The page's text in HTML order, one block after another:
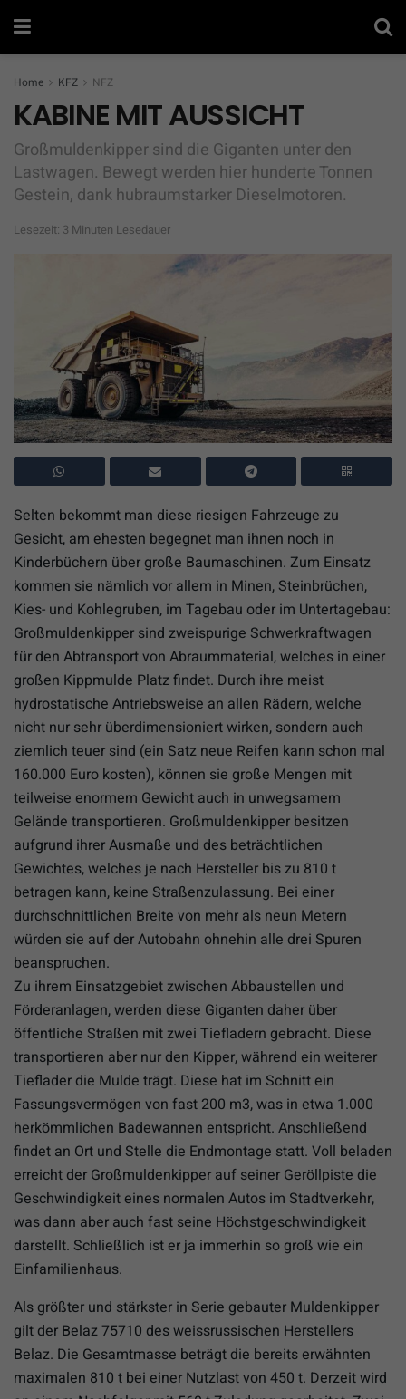
Home KFZ NFZ
KABINE MIT AUSSICHT
Großmuldenkipper sind die Giganten unter den
Lastwagen. Bewegt werden hier hunderte Tonnen
Gestein, dank hubraumstarker Dieselmotoren.
Lesezeit: 3 Minuten Lesedauer
Selten bekommt man diese riesigen Fahrzeuge zu
Gesicht, am ehesten begegnet man ihnen noch in
Kinderbüchern über große Baumaschinen. Zum Einsatz
kommen sie nämlich vor allem in Minen, Steinbrüchen,
Kies- und Kohlegruben, im Tagebau oder im Untertagebau:
Großmuldenkipper sind zweispurige Schwerkraftwagen
für den Abtransport von Abraummaterial, welches in einer
großen Kippmulde Platz findet. Durch ihre meist
hydrostatische Antriebsweise an allen Rädern, welche
nicht nur sehr überdimensioniert wirken, sondern auch
ziemlich teuer sind (ein Satz neue Reifen kann schon mal
160.000 Euro kosten), können sie große Mengen mit
teilweise enormem Gewicht auch in unwegsamem
Gelände transportieren. Großmuldenkipper besitzen
aufgrund ihrer Ausmaße und des beträchtlichen
Gewichtes, welches je nach Hersteller bis zu 810 t
betragen kann, keine Straßenzulassung. Bei einer
durchschnittlichen Breite von mehr als neun Metern
würden sie auf der Autobahn ohnehin alle drei Spuren
beanspruchen.
Zu ihrem Einsatzgebiet zwischen Abbaustellen und
Förderanlagen, werden diese Giganten daher über
öffentliche Straßen mit zwei Tiefladern gebracht. Diese
transportieren aber nur den Kipper, während ein weiterer
Tieflader die Mulde trägt. Diese hat im Schnitt ein
Fassungsvermögen von fast 200 m3, was in etwa 1.000
herkömmlichen Badewannen entspricht. Anschließend
findet an Ort und Stelle die Endmontage statt. Voll beladen
erreicht der Großmuldenkipper auf seiner Geröllpiste die
Geschwindigkeit eines normalen Autos im Stadtverkehr,
was dann aber auch fast seine Höchstgeschwindigkeit
darstellt. Schließlich ist er ja immerhin so groß wie ein
Einfamilienhaus.
Als größter und stärkster in Serie gebauter Muldenkipper
gilt der Belaz 75710 des weissrussischen Herstellers
Belaz. Die Gesamtmasse beträgt die bereits erwähnten
maximalen 810 t bei einer Nutzlast von 450 t. Derzeit wird